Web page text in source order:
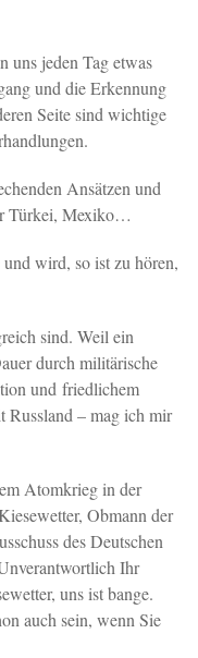
uns jeden Tag etwas
und die Erkennung
Seite sind wichtige
Ansätzen und
Türkei, Mexiko…
wird, so ist zu hören,
sind. Weil ein
durch militärische
und friedlichem
Russland – mag ich mir
Atomkrieg in der
Obmann der
des Deutschen
Ihr
uns ist bange.
auch sein, wenn Sie